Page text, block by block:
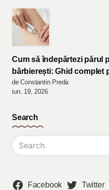
Cum să îndepărtezi părul
bărbierești: Ghid complet
de Constantin Preda
iun. 19, 2026
Search
Facebook Twitter